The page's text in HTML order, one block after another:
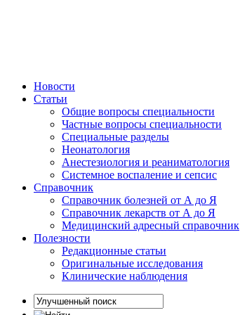
Новости
Статьи
Общие вопросы специальности
Частные вопросы специальности
Специальные разделы
Неонатология
Анестезиология и реаниматология
Системное воспаление и сепсис
Справочник
Справочник болезней от А до Я
Справочник лекарств от А до Я
Медицинский адресный справочник
Полезности
Редакционные статьи
Оригинальные исследования
Клинические наблюдения